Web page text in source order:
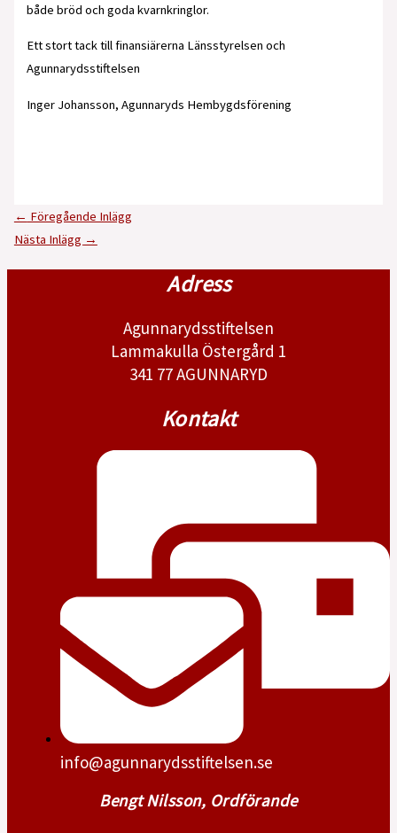
både bröd och goda kvarnkringlor.
Ett stort tack till finansiärerna Länsstyrelsen och
Agunnarydsstiftelsen
Inger Johansson, Agunnaryds Hembygdsförening
← Föregående Inlägg
Nästa Inlägg →
Adress
Agunnarydsstiftelsen
Lammakulla Östergård 1
341 77 AGUNNARYD
Kontakt
info@agunnarydsstiftelsen.se
Bengt Nilsson, Ordförande